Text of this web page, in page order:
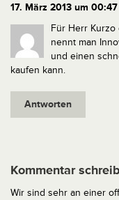
17. März 2013 um 00:47
Für Herr Kurzo
nennt man
und einen
kaufen kann.
Antworten
Kommentar
Wir sind sehr an einer